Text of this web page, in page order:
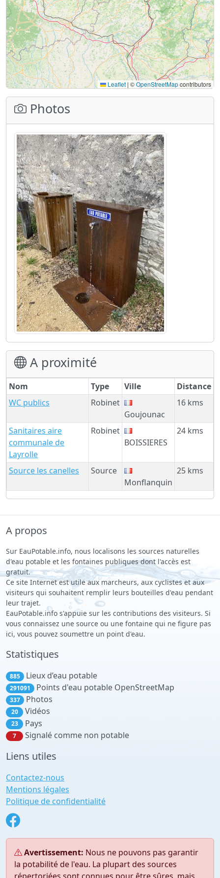
Leaflet | ©OpenStreetMapcontributors
Photos
A proximité
Nom Type Ville
Distance
WC publics
Robinet
Goujounac
16 kms
Sanitaires aire
communale de
Layrolle
Robinet
BOISSIERES
24 kms
Source les canelles
Source
Monflanquin
25 kms
A propos
Sur EauPotable.info, nous localisons les sources naturelles
d'eau potable et les fontaines publiques dont l'accès est
gratuit.
Ce site Internet est utile aux marcheurs, aux cyclistes et aux
visiteurs qui souhaitent remplir leurs bouteilles d'eau pendant
leur trajet.
EauPotable.info s'appuie sur les contributions des visiteurs. Si
vous connaissez une source ou une fontaine qui ne figure pas
ici, vous pouvez soumettre un point d'eau.
Statistiques
885 Lieux d’eau potable
291091 Points d'eau potable OpenStreetMap
337 Photos
20 Vidéos
23 Pays
7 Signalé comme non potable
Liens utiles
Contactez-nous
Mentions légales
Politique de confidentialité
Avertissement: Nous ne pouvons pas garantir
la potabilité de l'eau. La plupart des sources